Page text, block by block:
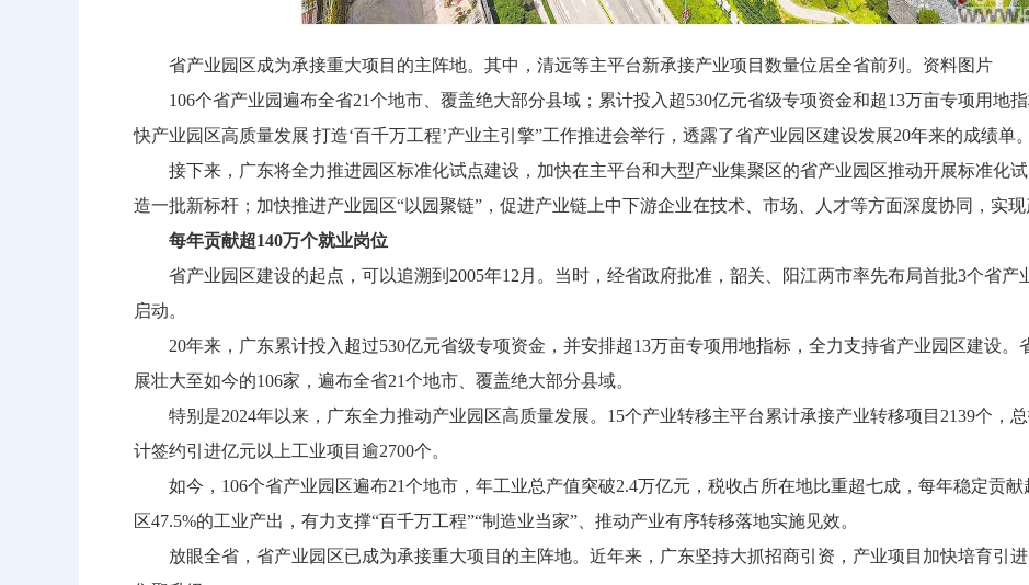
省产业园区成为承接重大项目的主阵地。其中，清远等主平台新承接产业项目数量位居全省前列。资料图片
106个省产业园遍布全省21个地市、覆盖绝大部分县域；累计投入超530亿元省级专项资金和超13万亩专项用地
快产业园区高质量发展 打造‘百千万工程’产业主引擎”工作推进会举行，透露了省产业园区建设发展20年来的成绩单。
接下来，广东将全力推进园区标准化试点建设，加快在主平台和大型产业集聚区的省产业园区推动开展标准化
造一批新标杆；加快推进产业园区“以园聚链”，促进产业链上中下游企业在技术、市场、人才等方面深度协同，实
每年贡献超140万个就业岗位
省产业园区建设的起点，可以追溯到2005年12月。当时，经省政府批准，韶关、阳江两市率先布局首批3个省产
启动。
20年来，广东累计投入超过530亿元省级专项资金，并安排超13万亩专项用地指标，全力支持省产业园区建设。
展壮大至如今的106家，遍布全省21个地市、覆盖绝大部分县域。
特别是2024年以来，广东全力推动产业园区高质量发展。15个产业转移主平台累计承接产业转移项目2139个，
计签约引进亿元以上工业项目逾2700个。
如今，106个省产业园区遍布21个地市，年工业总产值突破2.4万亿元，税收占所在地比重超七成，每年稳定贡献
区47.5%的工业产出，有力支撑“百千万工程”“制造业当家”、推动产业有序转移落地实施见效。
放眼全省，省产业园区已成为承接重大项目的主阵地。近年来，广东坚持大抓招商引资，产业项目加快培育引